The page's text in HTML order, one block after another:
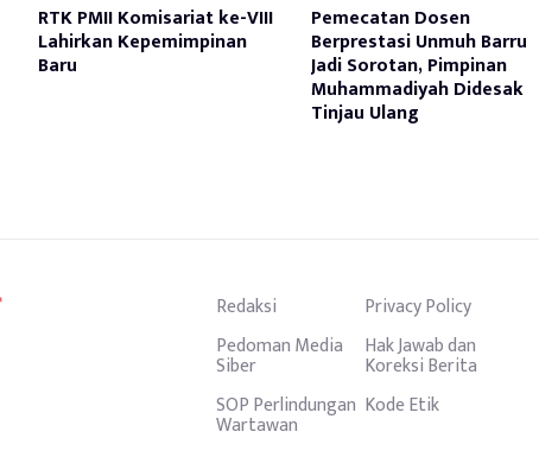
RTK PMII Komisariat ke-VIII
Lahirkan Kepemimpinan
Baru
Pemecatan Dosen
Berprestasi Unmuh Barru
Jadi Sorotan, Pimpinan
Muhammadiyah Didesak
Tinjau Ulang
Redaksi
Privacy Policy
Pedoman Media
Siber
Hak Jawab dan
Koreksi Berita
SOP Perlindungan
Wartawan
Kode Etik